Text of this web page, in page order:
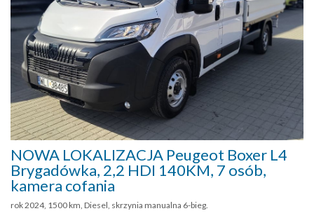
NOWA LOKALIZACJA Peugeot Boxer L4
Brygadówka, 2,2 HDI 140KM, 7 osób,
kamera cofania
rok 2024, 1500 km, Diesel, skrzynia manualna 6-bieg.